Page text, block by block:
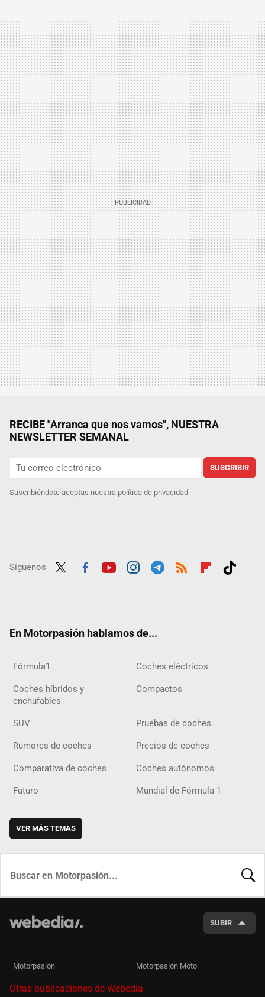
RECIBE "Arranca que nos vamos", NUESTRA
NEWSLETTER SEMANAL
SUSCRIBIR
Suscribiéndote aceptas nuestra política de privacidad
Síguenos
En Motorpasión hablamos de...
Fórmula1 Coches eléctricos
Coches híbridos y
enchufables
Compactos
SUV Pruebas de coches
Rumores de coches Precios de coches
Comparativa de coches Coches autónomos
Futuro Mundial de Fórmula 1
VER MÁS TEMAS
SUBIR
Motorpasión Motorpasión Moto
Otras publicaciones de Webedia